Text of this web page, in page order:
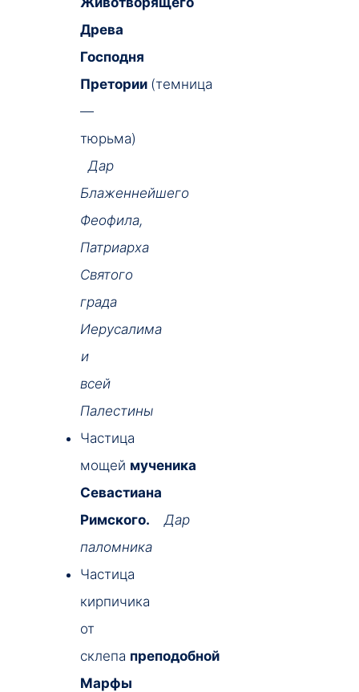
Древа
Господня
Претории (темница
—
тюрьма)
Дар
Блаженнейшего
Феофила,
Патриарха
Святого
града
Иерусалима
и
всей
Палестины
Частица
мощей мученика
Севастиана
Римского.
Дар
паломника
Частица
кирпичика
от
склепа преподобной
Марфы